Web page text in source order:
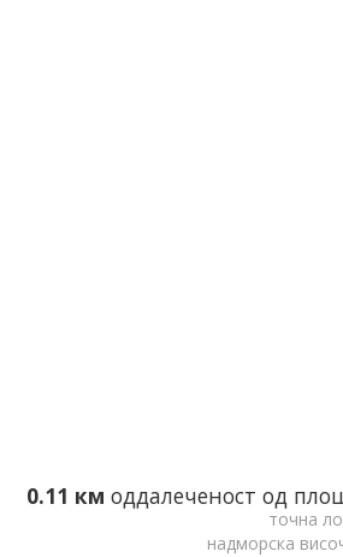
0.11 км оддалеченост од
точна
надморска